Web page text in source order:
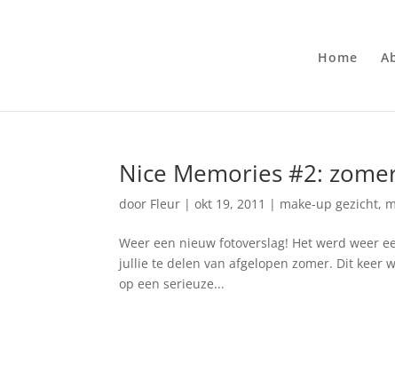
Home
Nice Memories #2:
door Fleur |okt 19, 2011 | make-up gezicht,
Weer een nieuw fotoverslag! Het werd weer
jullie te delen van afgelopen zomer. Dit keer
op een serieuze...